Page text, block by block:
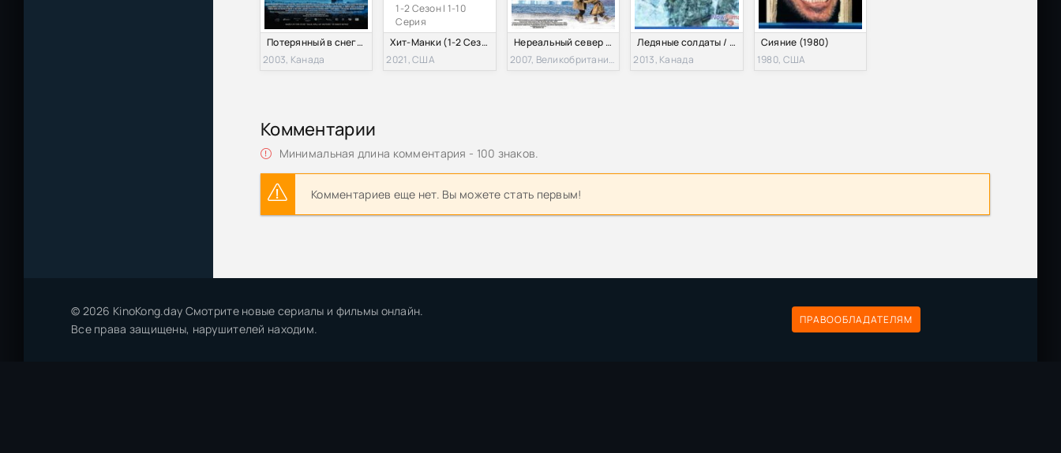
Потерянный в снегах (2003)
2003, Канада
1-2 Сезон | 1-10
Серия
Хит-Манки (1-2 Сезон)
2021, США
Нереальный север (2007)
2007, Великобритания, Франция
Ледяные солдаты / Замороженные солдаты (2013)
2013, Канада
Сияние (1980)
1980, США
Комментарии
Минимальная длина комментария - 100 знаков.
Комментариев еще нет. Вы можете стать первым!
© 2026 KinoKong.day Смотрите новые сериалы и фильмы онлайн.
Все права защищены, нарушителей находим.
ПРАВООБЛАДАТЕЛЯМ